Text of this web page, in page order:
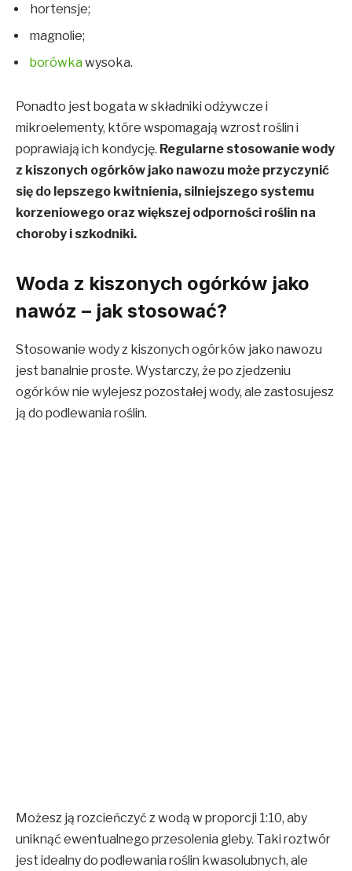
hortensje;
magnolie;
borówkawysoka.
Ponadto jest bogata w składniki odżywcze i
mikroelementy, które wspomagają wzrost roślin i
poprawiają ich kondycję. Regularne stosowanie wody
z kiszonych ogórków jako nawozu może przyczynić
się do lepszego kwitnienia, silniejszego systemu
korzeniowego oraz większej odporności roślin na
choroby i szkodniki.
Woda z kiszonych ogórków jako
nawóz – jak stosować?
Stosowanie wody z kiszonych ogórków jako nawozu
jest banalnie proste. Wystarczy, że po zjedzeniu
ogórków nie wylejesz pozostałej wody, ale zastosujesz
ją do podlewania roślin.
Możesz ją rozcieńczyć z wodą w proporcji 1:10, aby
uniknąć ewentualnego przesolenia gleby. Taki roztwór
jest idealny do podlewania roślin kwasolubnych, ale